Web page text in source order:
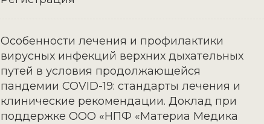
Особенности лечения и профилактики
вирусных инфекций верхних дыхательных
путей в условия продолжающейся
пандемии COVID-19: стандарты лечения и
клинические рекомендации. Доклад при
поддержке ООО «НПФ «Материа Медика